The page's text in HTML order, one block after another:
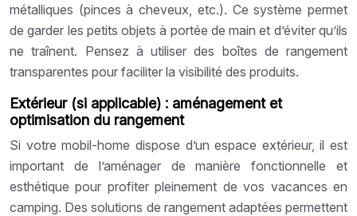
métalliques (pinces à cheveux, etc.). Ce système permet
de garder les petits objets à portée de main et d’éviter qu’ils
ne traînent. Pensez à utiliser des boîtes de rangement
transparentes pour faciliter la visibilité des produits.
Extérieur (si applicable) : aménagement et
optimisation du rangement
Si votre mobil-home dispose d’un espace extérieur, il est
important de l’aménager de manière fonctionnelle et
esthétique pour profiter pleinement de vos vacances en
camping. Des solutions de rangement adaptées permettent